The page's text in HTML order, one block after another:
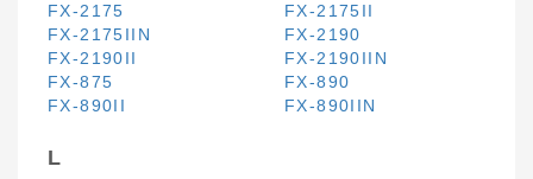
FX-2175
FX-2175II
FX-2175IIN
FX-2190
FX-2190II
FX-2190IIN
FX-875
FX-890
FX-890II
FX-890IIN
L